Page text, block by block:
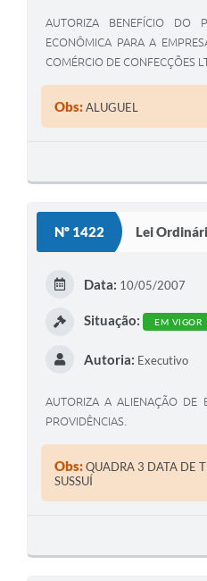
AUTORIZA BENEFÍCIO DO
ECONÔMICA PARA A
COMÉRCIO DE CONFECÇÕES
Obs:ALUGUEL
Nº 1422 Lei
Data: 10/05/2007
Situação: EM VIGOR
Autoria: Executivo
AUTORIZA A ALIENAÇÃO DE
PROVIDÊNCIAS.
Obs:QUADRA 3 DATA DE
SUSSUÍ